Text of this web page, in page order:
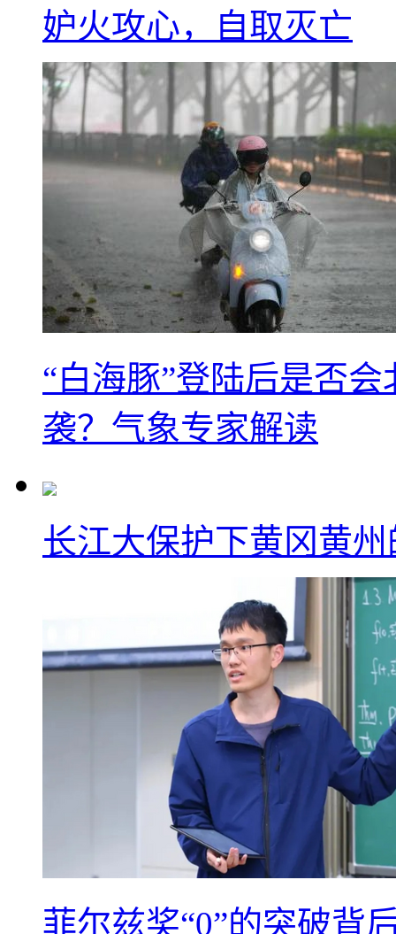
妒火攻心，自取灭亡
“白海豚”登陆后是否
袭？气象专家解读
长江大保护下黄冈黄
菲尔兹奖“0”的突破背